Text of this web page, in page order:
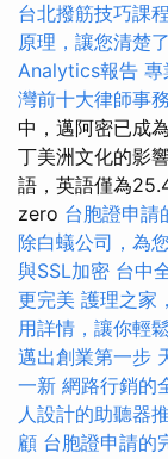
台北撥筋技巧課程
原理，讓您清楚
Analytics報告 專
灣前十大律師事
中，邁阿密已成
丁美洲文化的影
語，英語僅為
zero 台胞證申請
除白蟻公司，為
與SSL加密 台中
更完美 護理之家
用詳情，讓你輕
邁出創業第一步
一新 網路行銷的
人設計的助聽器
顧 台胞證申請的